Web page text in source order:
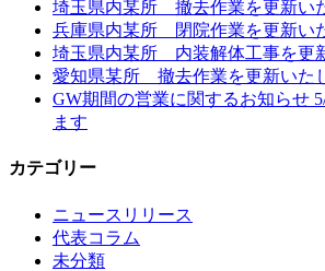
埼玉県内某所 撤去作業を更新い
兵庫県内某所 閉院作業を更新い
埼玉県内某所 内装解体工事を更
愛知県某所 撤去作業を更新いた
GW期間の営業に関するお知らせ
ます
カテゴリー
ニュースリリース
代表コラム
未分類